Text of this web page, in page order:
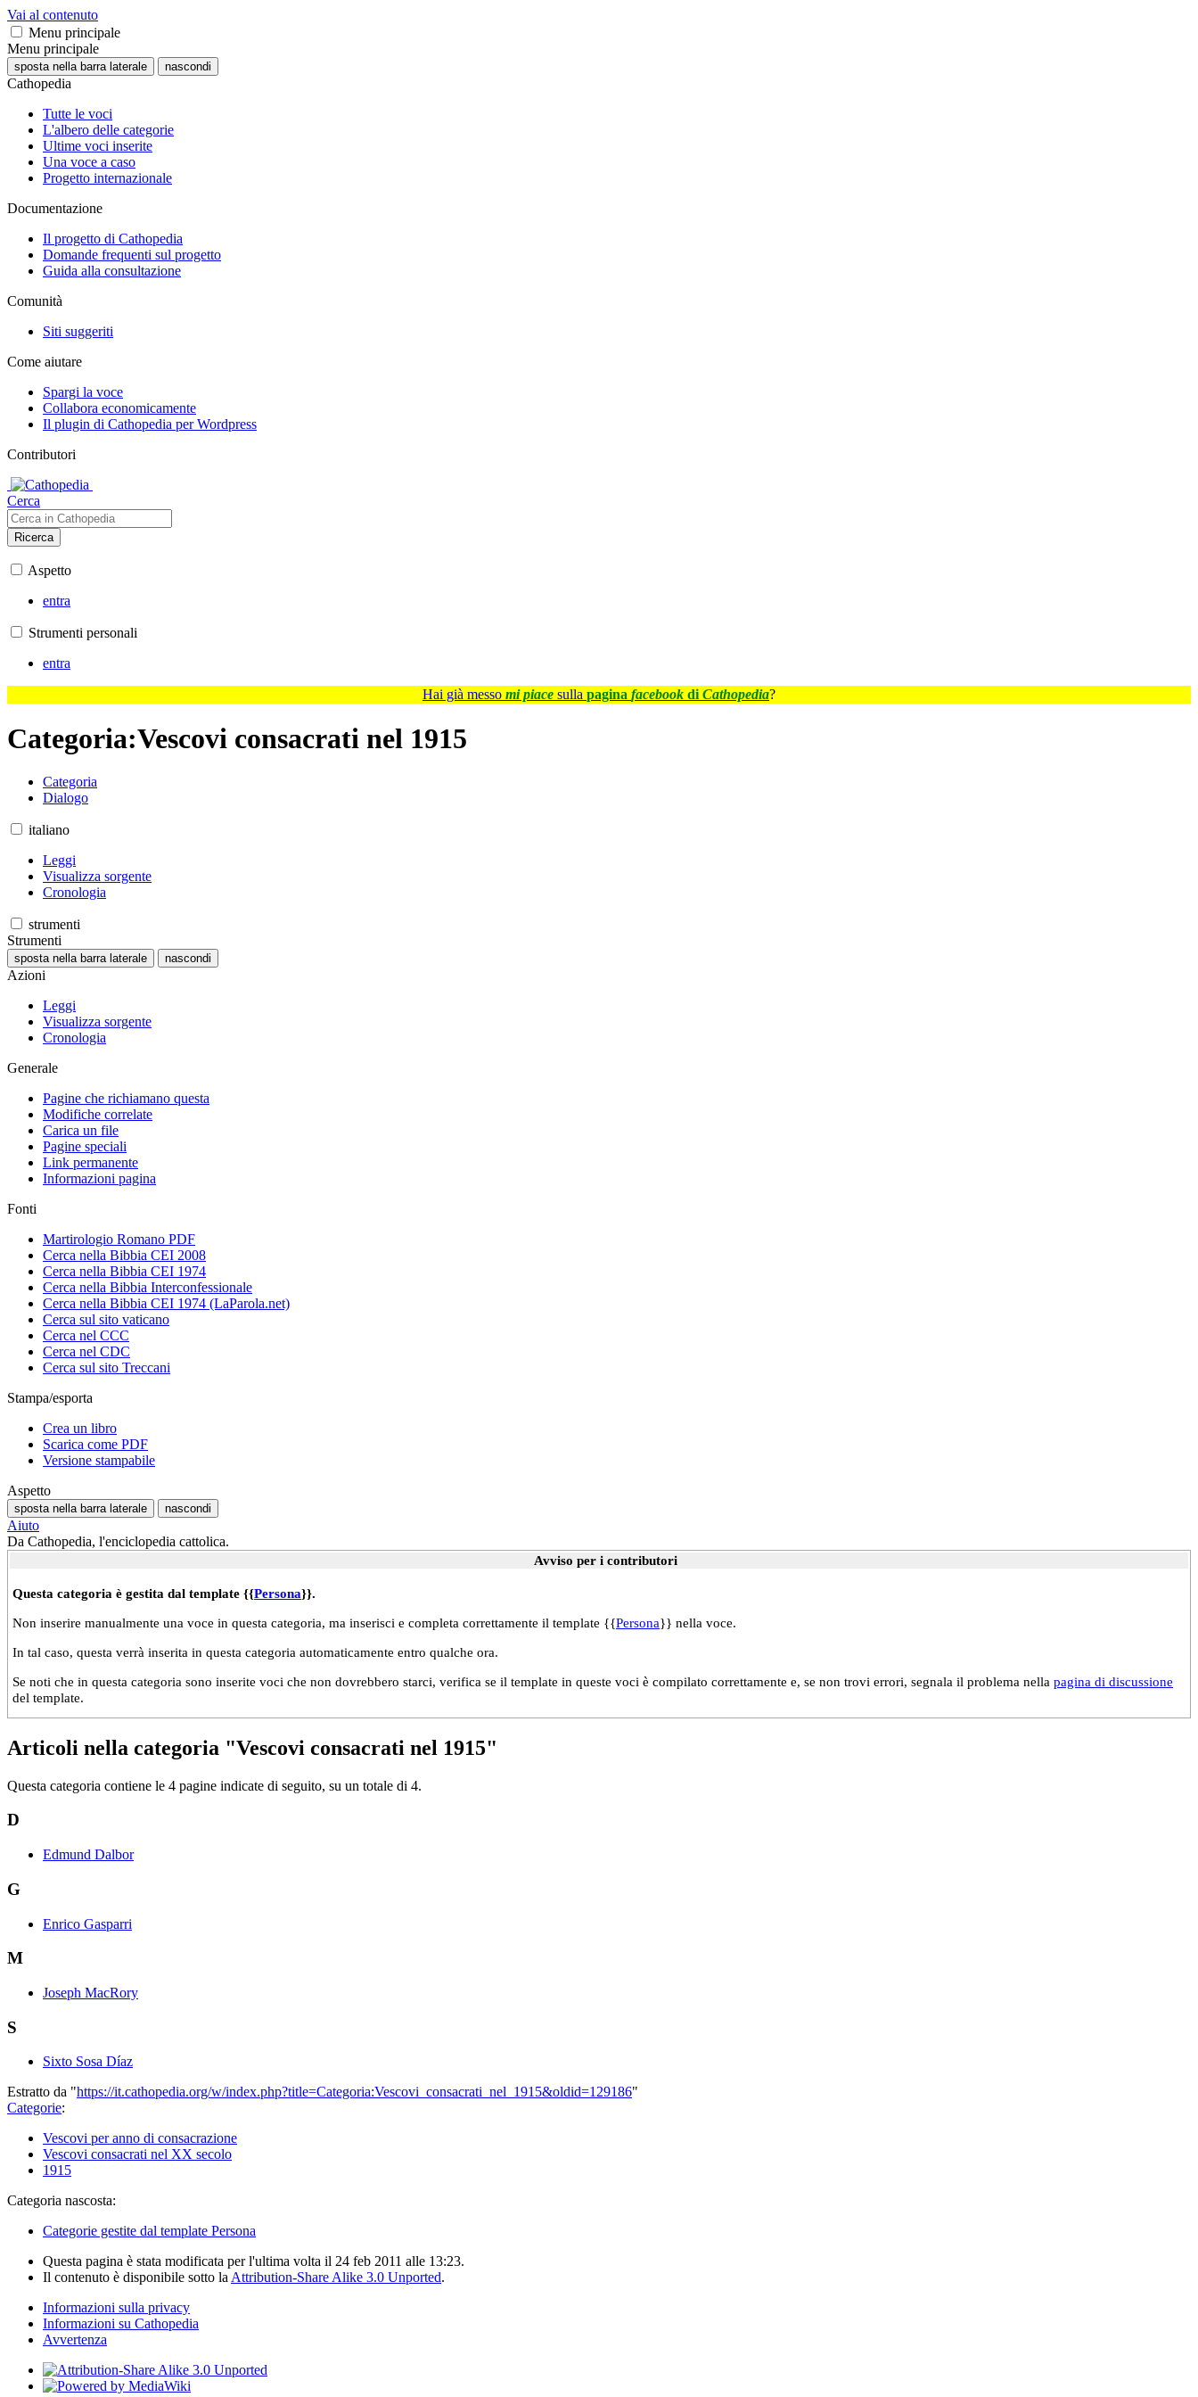
Vai al contenuto
Menu principale
Menu principale
sposta nella barra laterale nascondi
Cathopedia
Tutte le voci
L'albero delle categorie
Ultime voci inserite
Una voce a caso
Progetto internazionale
Documentazione
Il progetto di Cathopedia
Domande frequenti sul progetto
Guida alla consultazione
Comunità
Siti suggeriti
Come aiutare
Spargi la voce
Collabora economicamente
Il plugin di Cathopedia per Wordpress
Contributori
Cerca
Ricerca
Aspetto
entra
Strumenti personali
entra
Hai già messo mi piace sulla pagina facebook di Cathopedia?
Categoria:Vescovi consacrati nel 1915
Categoria
Dialogo
italiano
Leggi
Visualizza sorgente
Cronologia
strumenti
Strumenti
sposta nella barra laterale nascondi
Azioni
Leggi
Visualizza sorgente
Cronologia
Generale
Pagine che richiamano questa
Modifiche correlate
Carica un file
Pagine speciali
Link permanente
Informazioni pagina
Fonti
Martirologio Romano PDF
Cerca nella Bibbia CEI 2008
Cerca nella Bibbia CEI 1974
Cerca nella Bibbia Interconfessionale
Cerca nella Bibbia CEI 1974 (LaParola.net)
Cerca sul sito vaticano
Cerca nel CCC
Cerca nel CDC
Cerca sul sito Treccani
Stampa/esporta
Crea un libro
Scarica come PDF
Versione stampabile
Aspetto
sposta nella barra laterale nascondi
Aiuto
Da Cathopedia, l'enciclopedia cattolica.
Avviso per i contributori
Questa categoria è gestita dal template {{Persona}}.
Non inserire manualmente una voce in questa categoria, ma inserisci e completa correttamente il template {{Persona}} nella voce.
In tal caso, questa verrà inserita in questa categoria automaticamente entro qualche ora.
Se noti che in questa categoria sono inserite voci che non dovrebbero starci, verifica se il template in queste voci è compilato correttamente e, se non trovi errori, segnala il problema nellapagina di discussione
del template.
Articoli nella categoria "Vescovi consacrati nel 1915"
Questa categoria contiene le 4 pagine indicate di seguito, su un totale di 4.
D
Edmund Dalbor
G
Enrico Gasparri
M
Joseph MacRory
S
Sixto Sosa Díaz
Estratto da "https://it.cathopedia.org/w/index.php?title=Categoria:Vescovi_consacrati_nel_1915&oldid=129186"
Categorie:
Vescovi per anno di consacrazione
Vescovi consacrati nel XX secolo
1915
Categoria nascosta:
Categorie gestite dal template Persona
Questa pagina è stata modificata per l'ultima volta il 24 feb 2011 alle 13:23.
Il contenuto è disponibile sotto laAttribution-Share Alike 3.0 Unported.
Informazioni sulla privacy
Informazioni su Cathopedia
Avvertenza